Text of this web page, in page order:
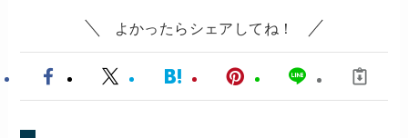
よかったらシェアしてね！